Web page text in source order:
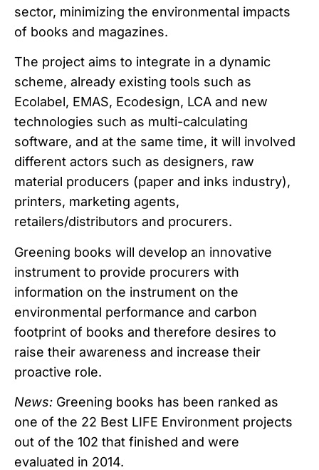
sector, minimizing the environmental impacts
of books and magazines.
The project aims to integrate in a dynamic
scheme, already existing tools such as
Ecolabel, EMAS, Ecodesign, LCA and new
technologies such as multi-calculating
software, and at the same time, it will involved
different actors such as designers, raw
material producers (paper and inks industry),
printers, marketing agents,
retailers/distributors and procurers.
Greening books will develop an innovative
instrument to provide procurers with
information on the instrument on the
environmental performance and carbon
footprint of books and therefore desires to
raise their awareness and increase their
proactive role.
News: Greening books has been ranked as
one of the 22 Best LIFE Environment projects
out of the 102 that finished and were
evaluated in 2014.